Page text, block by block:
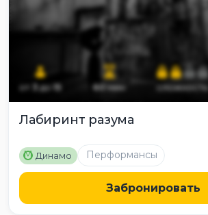
от 3до15 60 мин сложность
Лабиринт разума
M Динамо Перформансы
Забронировать